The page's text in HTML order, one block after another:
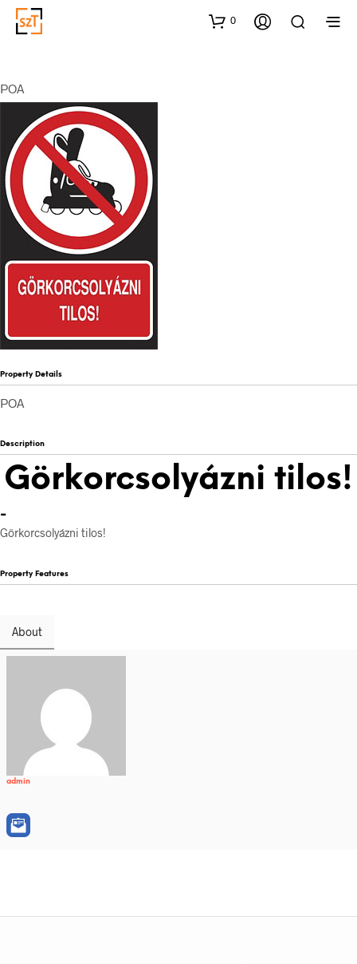
0
POA
Property Details
POA
Description
Görkorcsolyázni tilos!
-
Görkorcsolyázni tilos!
Property Features
About
admin